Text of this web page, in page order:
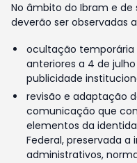
No âmbito do Ibram e de
deverão ser observadas
ocultação temporária
anteriores a 4 de
publicidade
revisão e adaptação
comunicação que
elementos da
Federal, preservada
administrativos,